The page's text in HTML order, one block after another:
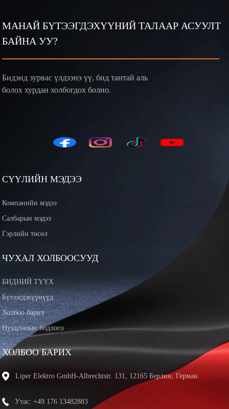
МАНАЙ БҮТЭЭГДЭХҮҮНИЙ ТАЛААР АСУУЛТ
БАЙНА УУ?
Бидэнд зурвас үлдээнэ үү, бид тантай аль
болох хурдан холбогдох болно.
СҮҮЛИЙН МЭДЭЭ
Компанийн мэдээ
Салбарын мэдээ
Гэрлийн төсөл
ЧУХАЛ ХОЛБООСУУД
БИДНИЙ ТҮҮХ
Бүтээгдэхүүнүүд
Холбоо барих
Нууцлалын бодлого
ХОЛБОО БАРИХ
Liper Elektro GmbH-Albrechtstr. 131, 12165 Берлин, Герман
Утас: +49 176 13482883